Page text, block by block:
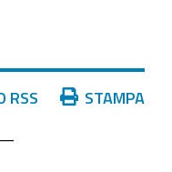
RSS STAMPA